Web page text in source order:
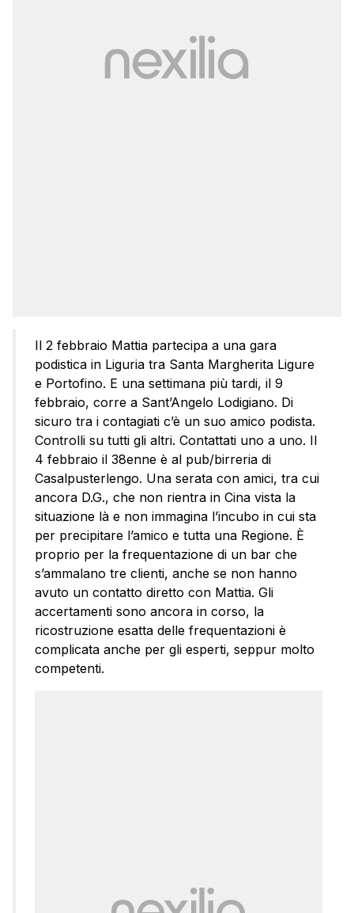
Il 2 febbraio Mattia partecipa a una gara
podistica in Liguria tra Santa Margherita Ligure
e Portofino. E una settimana più tardi, il 9
febbraio, corre a Sant’Angelo Lodigiano. Di
sicuro tra i contagiati c’è un suo amico podista.
Controlli su tutti gli altri. Contattati uno a uno. Il
4 febbraio il 38enne è al pub/birreria di
Casalpusterlengo. Una serata con amici, tra cui
ancora D.G., che non rientra in Cina vista la
situazione là e non immagina l’incubo in cui sta
per precipitare l’amico e tutta una Regione. È
proprio per la frequentazione di un bar che
s’ammalano tre clienti, anche se non hanno
avuto un contatto diretto con Mattia. Gli
accertamenti sono ancora in corso, la
ricostruzione esatta delle frequentazioni è
complicata anche per gli esperti, seppur molto
competenti.